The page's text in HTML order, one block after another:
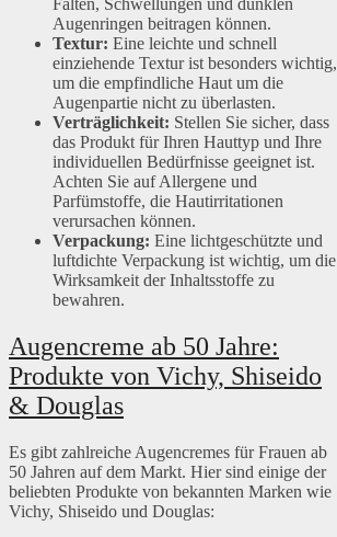
Falten, Schwellungen und dunklen
Augenringen beitragen können.
Textur: Eine leichte und schnell
einziehende Textur ist besonders wichtig,
um die empfindliche Haut um die
Augenpartie nicht zu überlasten.
Verträglichkeit: Stellen Sie sicher, dass
das Produkt für Ihren Hauttyp und Ihre
individuellen Bedürfnisse geeignet ist.
Achten Sie auf Allergene und
Parfümstoffe, die Hautirritationen
verursachen können.
Verpackung: Eine lichtgeschützte und
luftdichte Verpackung ist wichtig, um die
Wirksamkeit der Inhaltsstoffe zu
bewahren.
Augencreme ab 50 Jahre:
Produkte von Vichy, Shiseido
& Douglas
Es gibt zahlreiche Augencremes für Frauen ab
50 Jahren auf dem Markt. Hier sind einige der
beliebten Produkte von bekannten Marken wie
Vichy, Shiseido und Douglas: